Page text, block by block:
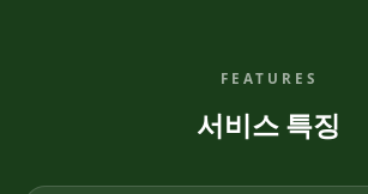
FEATURES
서비스 특징